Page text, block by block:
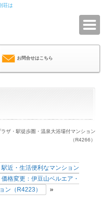
荘は
お問合せはこちら
ザ・駅徒歩圏・温泉大浴場付マンション
（R4266）
近・生活便利なマンション
価格変更：伊豆山ベルエア・
ン（R4223）
»